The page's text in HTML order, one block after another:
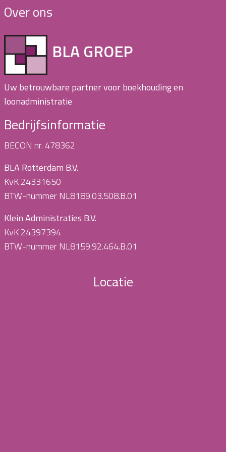
Over ons
BLA GROEP
Uw betrouwbare partner voor boekhouding en
loonadministratie
Bedrijfsinformatie
BECON nr. 478362
BLA Rotterdam B.V.
KvK 24331650
BTW-nummer NL8189.03.508.B.01
Klein Administraties B.V.
KvK 24397394
BTW-nummer NL8159.92.464.B.01
Locatie